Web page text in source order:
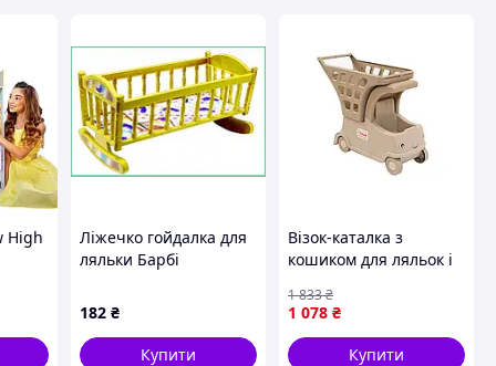
High
Ліжечко гойдалка для
ляльки Барбі
матрацом 19х20х37 см
екологічний
подарунок дівчинці
182 ₴
Купити
Візок-каталка з
кошиком для ляльок і
ECO бежевий DOLONI
TOYS PS-15364
1 078 ₴
1 833₴
Купити